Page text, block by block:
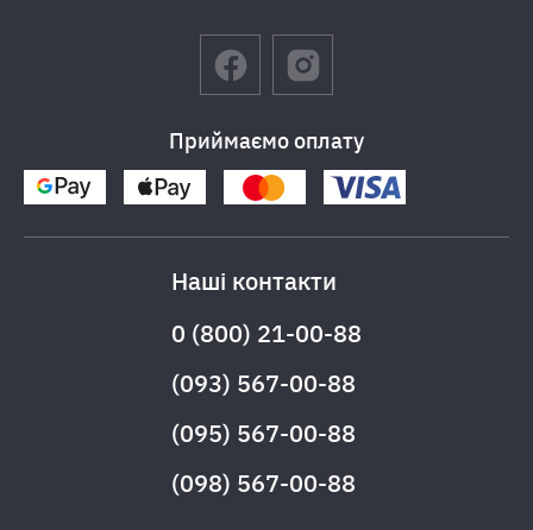
Приймаємо оплату
Наші контакти
0 (800) 21-00-88
(093) 567-00-88
(095) 567-00-88
(098) 567-00-88